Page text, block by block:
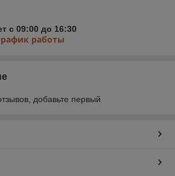
с 09:00 до 16:30
работы
добавьте первый